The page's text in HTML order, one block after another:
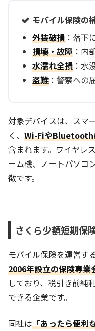
モバイル保険の
外装破損 ：落下
損壊・故障 ：内
水濡れ全損 ：水
盗難 ：警察への
対象デバイスは、スマ
く、 Wi-FiやBluetooth
含まれます。ワイヤレ
ーム機、ノートパソコ
徴です。
さくら少額短期保
モバイル保険を運営す
2006年設立の保険専業
しており、税引き前純
できる企業です。
同社は「あったら便利